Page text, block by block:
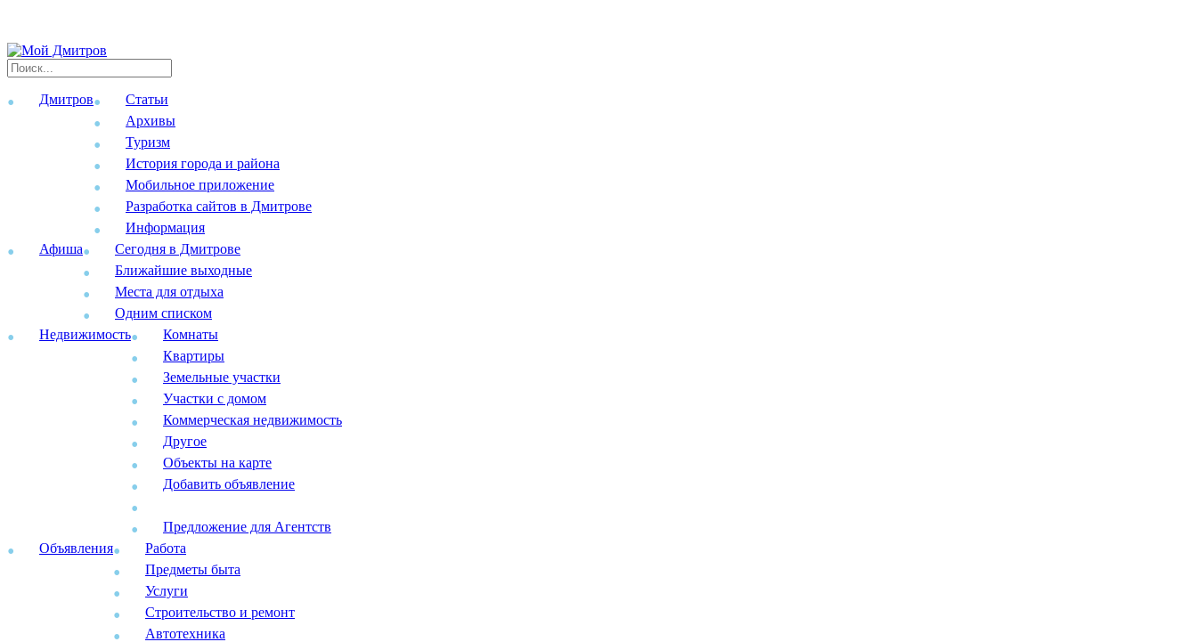
Дмитров
Статьи
Архивы
Туризм
История города и района
Мобильное приложение
Разработка сайтов в Дмитрове
Информация
Афиша
Сегодня в Дмитрове
Ближайшие выходные
Места для отдыха
Одним списком
Недвижимость
Комнаты
Квартиры
Земельные участки
Участки с домом
Коммерческая недвижимость
Другое
Объекты на карте
Добавить объявление
Предложение для Агентств
Объявления
Работа
Предметы быта
Услуги
Строительство и ремонт
Автотехника